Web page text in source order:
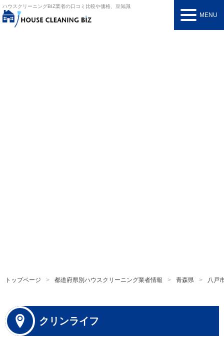
ハウスクリーニングBIZ業者の口コミ比較や価格、豆知識
MENU
トップページ 都道府県別ハウスクリーニング業者情報 青森県 八戸
クリンライフ